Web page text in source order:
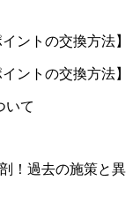
ントの交換方法】
ントの交換方法】
いて
！過去の施策と異